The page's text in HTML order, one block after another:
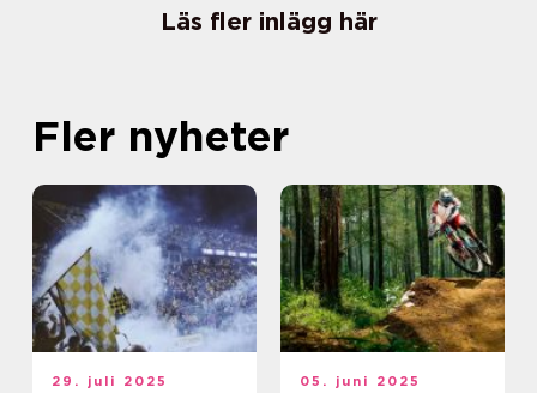
Läs fler inlägg här
Fler nyheter
29. juli 2025 05. juni 2025